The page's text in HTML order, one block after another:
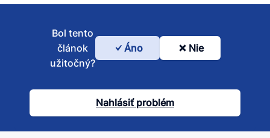
Bol
článok
užitočný?
Bol tento
článok
užitočný?
Áno Nie
Nahlásiť problém